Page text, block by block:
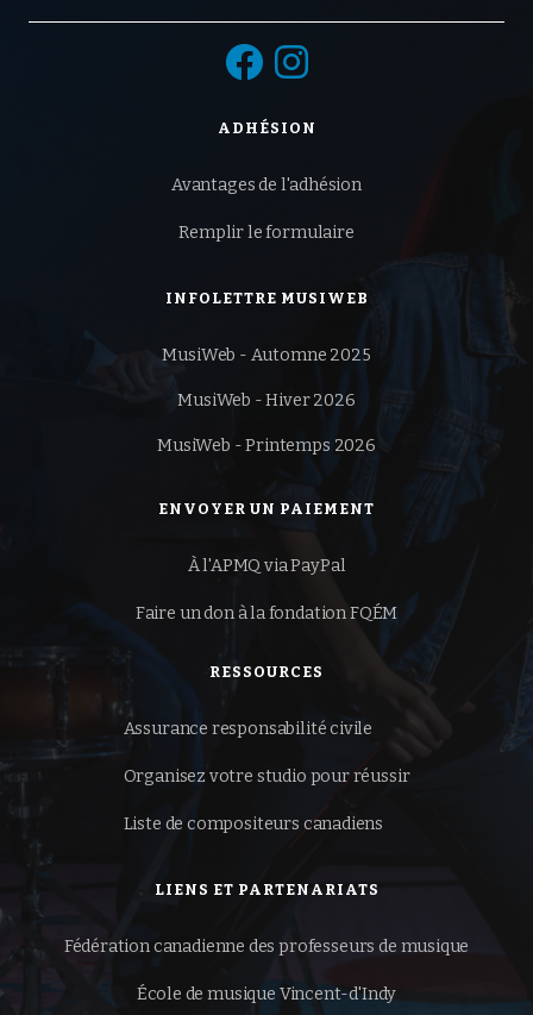
 
ADHÉSION
Avantages de l'adhésion
Remplir le formulaire
INFOLETTRE MUSIWEB
MusiWeb - Automne 2025
MusiWeb - Hiver 2026
MusiWeb - Printemps 2026
ENVOYER UN PAIEMENT
À l'APMQ via PayPal
Faire un don à lafondation FQÉM
RESSOURCES
Assurance responsabilité civile
Organisez votre studio pour réussir
Liste de compositeurs canadiens
LIENS ET PARTENARIATS
Fédération canadienne des professeurs de musique
École de musique Vincent-d'Indy